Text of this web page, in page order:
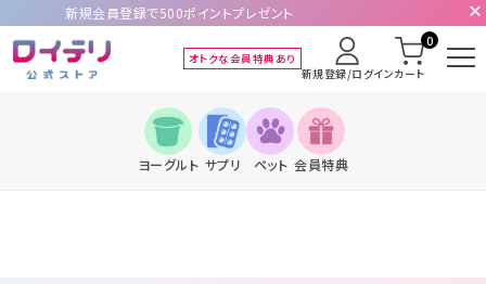
新規会員登録で500ポイントプレゼント
オトクな会員特典あり
新規登録/ログインカート
0
ヨーグルト サプリ ペット 会員特典